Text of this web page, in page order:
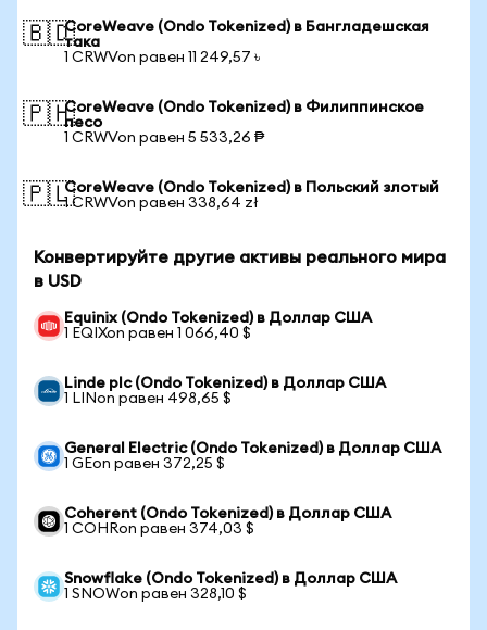
🇧🇩CoreWeave (Ondo Tokenized) в Бангладешская
така
1 CRWVon равен 11 249,57 ৳
🇵🇭CoreWeave (Ondo Tokenized) в Филиппинское
песо
1 CRWVon равен 5 533,26 ₱
🇵🇱CoreWeave (Ondo Tokenized) в Польский злотый
1 CRWVon равен 338,64 zł
Конвертируйте другие активы реального мира
в USD
Equinix (Ondo Tokenized) в Доллар США
1 EQIXon равен 1 066,40 $
Linde plc (Ondo Tokenized) в Доллар США
1 LINon равен 498,65 $
General Electric (Ondo Tokenized) в Доллар США
1 GEon равен 372,25 $
Coherent (Ondo Tokenized) в Доллар США
1 COHRon равен 374,03 $
Snowflake (Ondo Tokenized) в Доллар США
1 SNOWon равен 328,10 $